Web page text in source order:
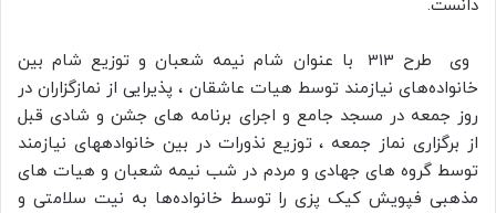
دانست.
وی طرح 313 با عنوان شام نیمه شعبان و توزیع شام بین
خانواده‌های نیازمند توسط هیات عاشقان ، پذیرایی از نمازگزاران در
روز جمعه در مسجد جامع و اجرای برنامه های جشن و شادی قبل
از برگزاری نماز جمعه ، توزیع نذورات در بین خانوادههای نیازمند
توسط گروه های جهادی و مردم در شب نیمه شعبان و هیات های
مذهبی فپویش کیک پزی را توسط خانواده‌ها به نیت سلامتی و